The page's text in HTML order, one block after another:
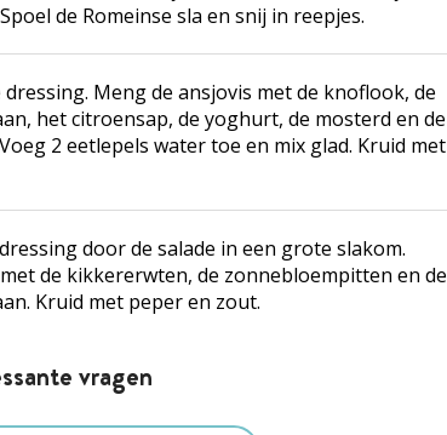
de Romeinse sla en snij in reepjes.
dressing. Meng de ansjovis met de knoflook, de
het citroensap, de yoghurt, de mosterd en de
2 eetlepels water toe en mix glad. Kruid met
door de salade in een grote slakom.
de kikkererwten, de zonnebloempitten en de
Kruid met peper en zout.
vragen